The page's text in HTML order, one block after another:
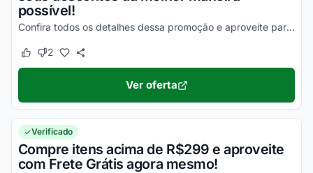
possível!
Confira todos os detalhes dessa promoção e aproveite para economizar nas suas compras!
Este cupom funcionou
Este cupom não funcionou
2
Ver oferta
Verificado
Compre itens acima de R$299 e aproveite
com Frete Grátis agora mesmo!